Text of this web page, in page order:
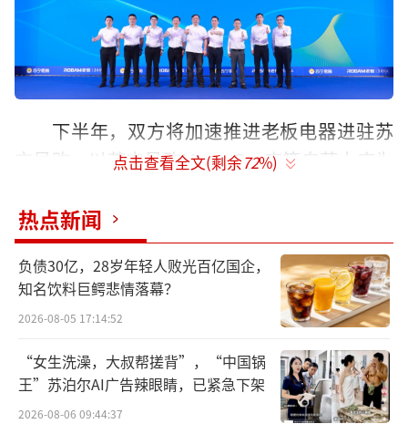
下半年，双方将加速推进老板电器进驻苏
宁易购，以苏宁易购Max、Pro店等自营大店为
售云店、社区卫星站等近场业态构建近在身边
的家电换新网络。
针对厨电市场存量换新需求，双方将投入
超500万元用以15年老用户免费换新、免费厨房
改造等服务提升用户换新体验，并通过本地化
直播、新品品鉴会等双线活动，为用户带来好
看好玩好逛的逛购体验。
点击查看全文(剩余72%)
热点新闻
负债30亿，28岁年轻人败光百亿国企，
知名饮料巨鳄悲情落幕？
2026-08-05 17:14:52
“女生洗澡，大叔帮搓背”，“中国锅
王”苏泊尔AI广告辣眼睛，已紧急下架
2026-08-06 09:44:37